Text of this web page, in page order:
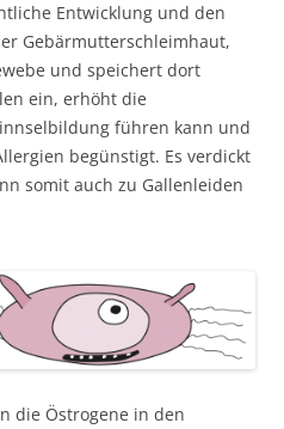
Entwicklung und den
Gebärmutterschleimhaut,
und speichert dort
ein, erhöht die
führen kann und
begünstigt. Es verdickt
somit auch zu Gallenleiden
die Östrogene in den